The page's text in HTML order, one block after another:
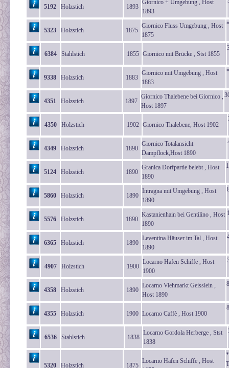
5192 Holzstich 1893
Giornico + Umgebung , Host
1893
5323 Holzstich 1875
Giornico Fluss Umgebung , Host
1875
6384 Stahlstich 1855 Giornico mit Brücke , Stst 1855
9338 Holzstich 1883
Giornico mit Umgebung , Host
1883
4351 Holzstich 1897
Giornico Thalebene bei Giornico ,
Host 1897
4350 Holzstich 1902 Giornico Thalebene, Host 1902
4349 Holzstich 1890
Giornico Totalansicht
Dampflock,Host 1890
5124 Holzstich 1890
Granica Dorfpartie belebt , Host
1890
5860 Holzstich 1890
Intragna mit Umgebung , Host
1890
5576 Holzstich 1890
Kastanienhain bei Gentilino , Host
1890
6365 Holzstich 1890
Leventina Häuser im Tal , Host
1890
4907 Holzstich 1900
Locarno Hafen Schiffe , Host
1900
4358 Holzstich 1890
Locarno Viehmarkt Geisslein ,
Host 1890
4355 Holzstich 1900 Locarno Caffè , Host 1900
6536 Stahlstich 1838
Locarno Gordola Herberge , Stst
1838
5320 Holzstich 1875
Locarno Hafen Schiffe , Host